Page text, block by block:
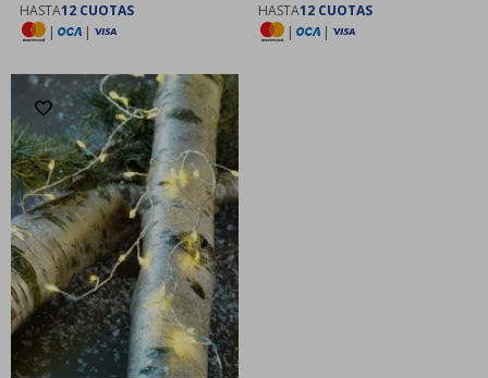
HASTA12 CUOTAS
|
|
HASTA12 CUOTAS
|
|